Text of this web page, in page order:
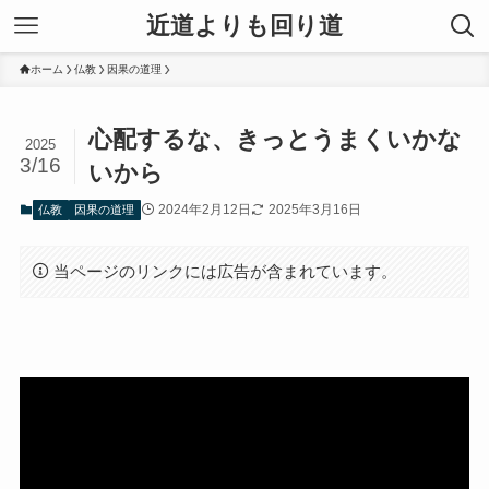
近道よりも回り道
ホーム 仏教 因果の道理
心配するな、きっとうまくいかな
いから
2025
3/16
仏教 因果の道理 2024年2月12日 2025年3月16日
当ページのリンクには広告が含まれています。